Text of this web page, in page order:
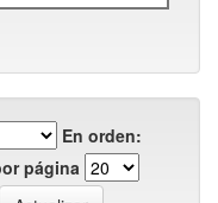
En orden:
página